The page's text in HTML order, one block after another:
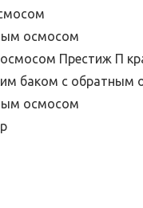
осмосом
Престиж П
баком с обратным
осмосом